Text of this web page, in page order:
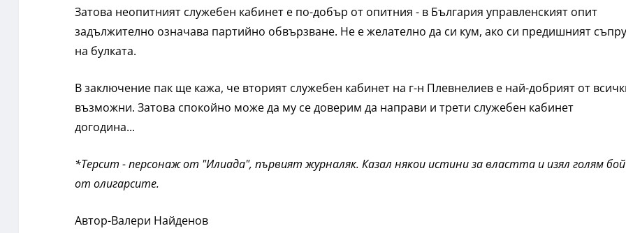
Затова неопитният служебен кабинет е по-добър от опитния - в България управленският опит
задължително означава партийно обвързване. Не е желателно да си кум, ако си предишният
на булката.
В заключение пак ще кажа, че вторият служебен кабинет на г-н Плевнелиев е най-добрият от
възможни. Затова спокойно може да му се доверим да направи и трети служебен кабинет
догодина...
*Терсит - персонаж от "Илиада", първият журналяк. Казал някои истини за властта и изял голям бой
от олигарсите.
Автор-Валери Найденов